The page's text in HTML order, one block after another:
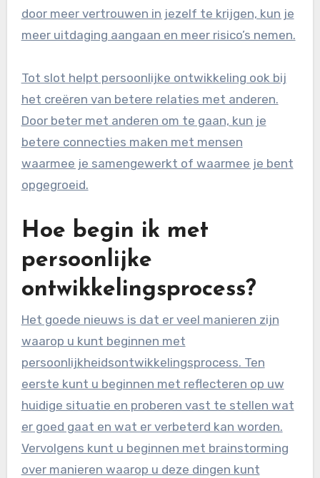
door meer vertrouwen in jezelf te krijgen, kun je
meer uitdaging aangaan en meer risico’s nemen.
Tot slot helpt persoonlijke ontwikkeling ook bij
het creëren van betere relaties met anderen.
Door beter met anderen om te gaan, kun je
betere connecties maken met mensen
waarmee je samengewerkt of waarmee je bent
opgegroeid.
Hoe begin ik met
persoonlijke
ontwikkelingsprocess?
Het goede nieuws is dat er veel manieren zijn
waarop u kunt beginnen met
persoonlijkheidsontwikkelingsprocess. Ten
eerste kunt u beginnen met reflecteren op uw
huidige situatie en proberen vast te stellen wat
er goed gaat en wat er verbeterd kan worden.
Vervolgens kunt u beginnen met brainstorming
over manieren waarop u deze dingen kunt